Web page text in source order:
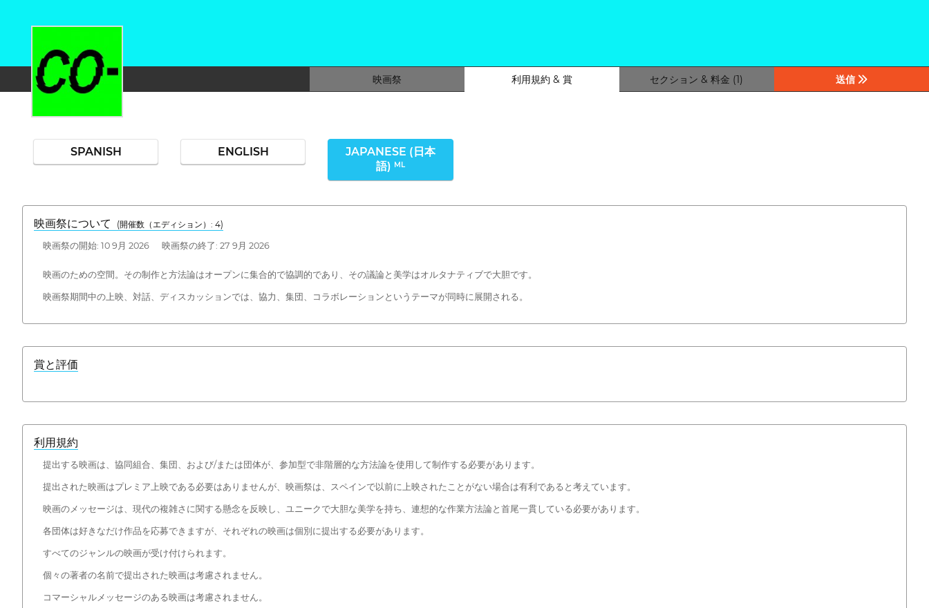
映画祭 利用規約 & 賞 セクション & 料金 (1) 送信
SPANISH ENGLISH
JAPANESE (日本
語) ML
映画祭について (開催数（エディション）: 4)
映画祭の開始: 10 9月 2026 映画祭の終了: 27 9月 2026
映画のための空間。その制作と方法論はオープンに集合的で協調的であり、その議論と美学はオルタナティブで大胆です。
映画祭期間中の上映、対話、ディスカッションでは、協力、集団、コラボレーションというテーマが同時に展開される。
賞と評価
利用規約
提出する映画は、協同組合、集団、および/または団体が、参加型で非階層的な方法論を使用して制作する必要があります。
提出された映画はプレミア上映である必要はありませんが、映画祭は、スペインで以前に上映されたことがない場合は有利であると考えています。
映画のメッセージは、現代の複雑さに関する懸念を反映し、ユニークで大胆な美学を持ち、連想的な作業方法論と首尾一貫している必要があります。
各団体は好きなだけ作品を応募できますが、それぞれの映画は個別に提出する必要があります。
すべてのジャンルの映画が受け付けられます。
個々の著者の名前で提出された映画は考慮されません。
コマーシャルメッセージのある映画は考慮されません。